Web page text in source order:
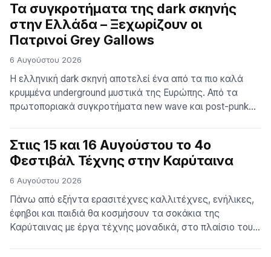
τηλεπαρουσιαστή, συγγραφέα, δημοσιογράφου και
φωτογράφου Νίκου Αλιάγα. Η έκθεση περιλαμβάνει
ασπρόμαυρες φωτογραφίες μεγάλων διαστάσεων,
Τα συγκροτήματα της dark σκηνής
στην Ελλάδα – Ξεχωρίζουν οι
Πατρινοί Grey Gallows
6 Αυγούστου 2026
Η ελληνική dark σκηνή αποτελεί ένα από τα πιο καλά
κρυμμένα underground μυστικά της Ευρώπης. Από τα
πρωτοποριακά συγκροτήματα new wave και post-punk
gothic, η Ελλάδα έχει διαμορφώσει έναν ήχο μοναδικό:
μελαγχολικό, ατμοσφαιρικό, συναισθηματικό και
αναμφίβολα δικό της. Παρά τον […]
Στιις 15 και 16 Αυγούστου το 4ο
Φεστιβάλ Τέχνης στην Καρύταινα
6 Αυγούστου 2026
Πάνω από εξήντα ερασιτέχνες καλλιτέχνες, ενήλικες,
έφηβοι και παιδιά θα κοσμήσουν τα σοκάκια της
Καρύταινας με έργα τέχνης μοναδικά, στο πλαίσιο του